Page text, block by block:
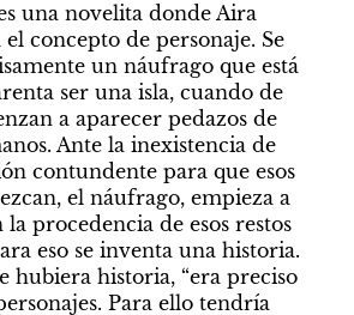
una novelita donde Aira
concepto de personaje. Se
un náufrago que está
ser una isla, cuando de
a aparecer pedazos de
Ante la inexistencia de
contundente para que esos
el náufrago, empieza a
la procedencia de esos restos
eso se inventa una historia.
hubiera historia, “era preciso
Para ello tendría